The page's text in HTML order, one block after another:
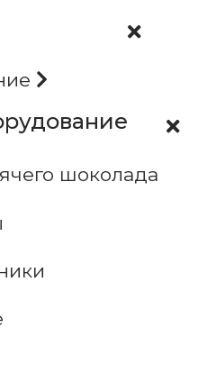
шоколада